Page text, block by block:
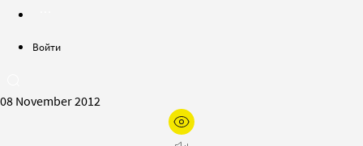
Войти
08 November 2012